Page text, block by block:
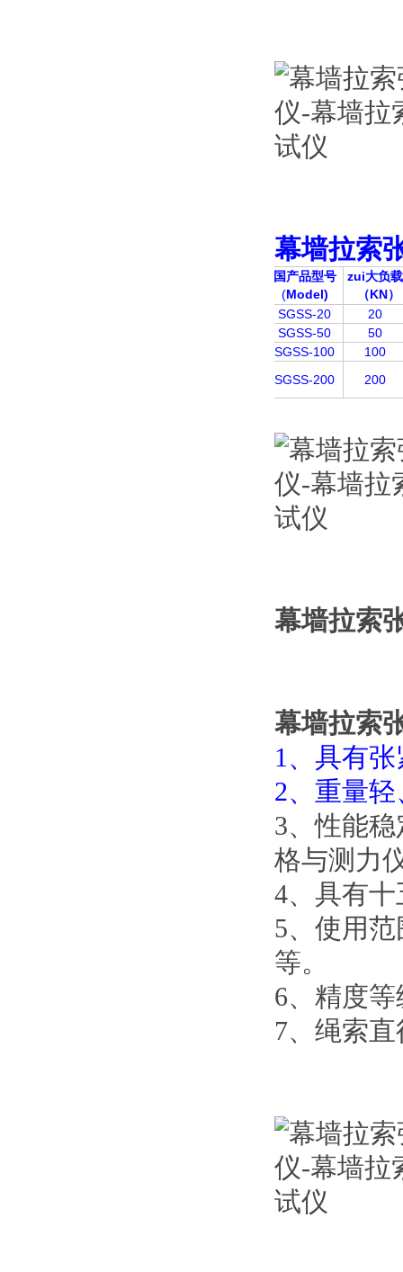
幕墙拉索
国产品型号
(Model)
zui大负载
（KN）
SGSS-20
20
SGSS-50
50
SGSS-100
100
SGSS-200
200
幕墙拉索
幕墙拉索
1、具有
2、重量
3、性能
格与测力
4、具有
5、使用
等。
6、精度
7、绳索